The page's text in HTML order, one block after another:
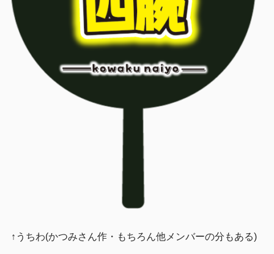
↑うちわ(かつみさん作・もちろん他メンバーの分もある)